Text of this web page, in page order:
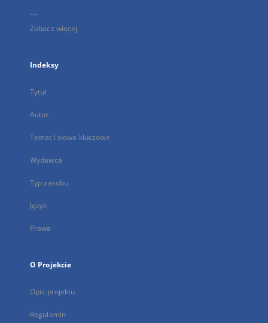
...
Zobacz więcej
Indeksy
Tytuł
Autor
Temat i słowa kluczowe
Wydawca
Typ zasobu
Język
Prawa
O Projekcie
Opis projektu
Regulamin